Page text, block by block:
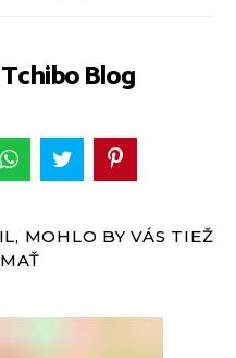
Blog
MOHLO BY VÁS TIEŽ